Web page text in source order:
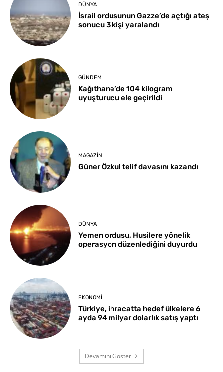
DÜNYA
İsrail ordusunun Gazze’de açtığı ateş
sonucu 3 kişi yaralandı
GÜNDEM
Kağıthane’de 104 kilogram
uyuşturucu ele geçirildi
MAGAZIN
Güner Özkul telif davasını kazandı
DÜNYA
Yemen ordusu, Husilere yönelik
operasyon düzenlediğini duyurdu
EKONOMI
Türkiye, ihracatta hedef ülkelere 6
ayda 94 milyar dolarlık satış yaptı
Devamını Göster